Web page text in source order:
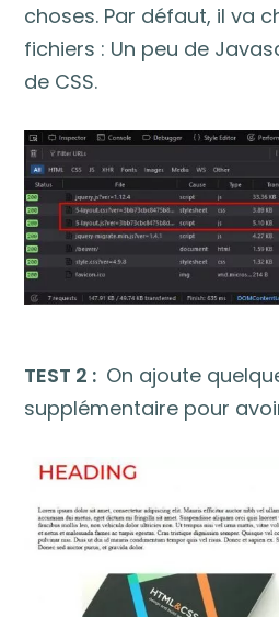
choses. Par défaut, il va
fichiers : Un peu de
de CSS.
TEST 2 : On ajoute
supplémentaire pour